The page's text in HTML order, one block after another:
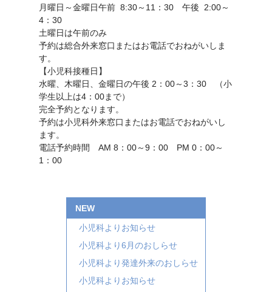
月曜日～金曜日午前 8:30～11：30 午後 2:00～
4：30
土曜日は午前のみ
予約は総合外来窓口またはお電話でおねがいしま
す。
【小児科接種日】
水曜、木曜日、金曜日の午後 2：00～3：30 （小
学生以上は4：00まで）
完全予約となります。
予約は小児科外来窓口またはお電話でおねがいし
ます。
電話予約時間 AM 8：00～9：00 PM 0：00～
1：00
NEW
小児科よりお知らせ
小児科より6月のおしらせ
小児科より発達外来のおしらせ
小児科よりお知らせ